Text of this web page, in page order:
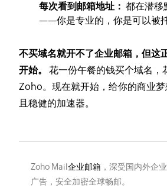
每次看到邮箱地址： 都在潜移
——你是专业的，你是可以被托
不买域名就开不了企业邮箱，但这
开始。
花一份午餐的钱买个域名，
Zoho。现在就开始，给你的商业
且稳健的加速器。
Zoho Mail企业邮箱，深受国内外企
广告，安全加密全球畅邮。